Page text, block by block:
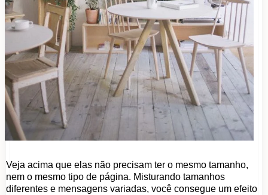
Veja acima que elas não precisam ter o mesmo tamanho,
nem o mesmo tipo de página. Misturando tamanhos
diferentes e mensagens variadas, você consegue um efeito